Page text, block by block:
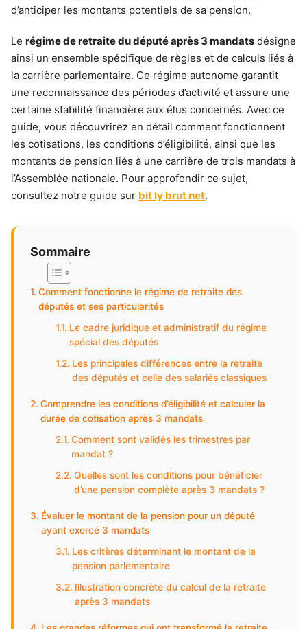
d’anticiper les montants potentiels de sa pension.
Le régime de retraite du député après 3 mandats désigne
ainsi un ensemble spécifique de règles et de calculs liés à
la carrière parlementaire. Ce régime autonome garantit
une reconnaissance des périodes d’activité et assure une
certaine stabilité financière aux élus concernés. Avec ce
guide, vous découvrirez en détail comment fonctionnent
les cotisations, les conditions d’éligibilité, ainsi que les
montants de pension liés à une carrière de trois mandats à
l’Assemblée nationale. Pour approfondir ce sujet,
consultez notre guide sur bit ly brut net.
Sommaire
Comment fonctionne le régime de retraite des
députés et ses particularités
Le cadre juridique et administratif du régime
spécial des députés
Les principales différences entre la retraite
des députés et celle des salariés classiques
Comprendre les conditions d’éligibilité et calculer la
durée de cotisation après 3 mandats
Comment sont validés les trimestres par
mandat ?
Quelles sont les conditions pour bénéficier
d’une pension complète après 3 mandats ?
Évaluer le montant de la pension pour un député
ayant exercé 3 mandats
Les critères déterminant le montant de la
pension parlementaire
Illustration concrète du calcul de la retraite
après 3 mandats